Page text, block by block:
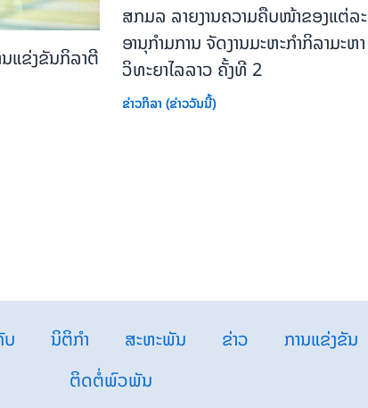
ແຂ່ງຂັນກິລາຕີ
ສກມລ ລາຍງານຄວາມຄືບໜ້າຂອງແຕ່ລະ
ອານຸກຳມການ ຈັດງານມະຫະກຳກິລາມະຫາ
ວິທະຍາໄລລາວ ຄັ້ງທີ 2
ຂ່າວກິລາ (ຂ່າວວັນນີ້)
ນິຕິກຳ ສະຫະພັນ ຂ່າວ
ການແຂ່ງຂັນ
ຕິດຕໍ່ພົວພັນ